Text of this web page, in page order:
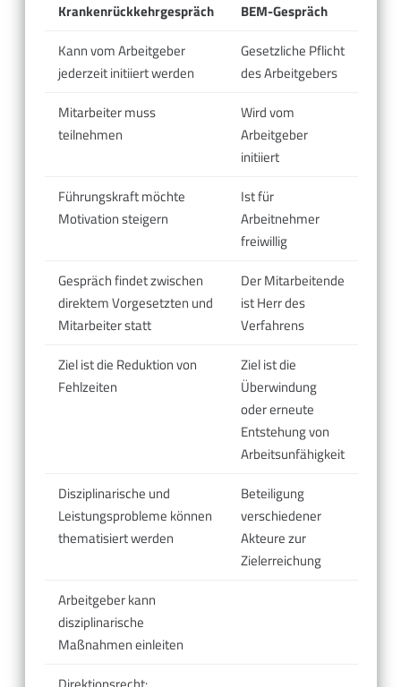
Krankenrückkehrgespräch
BEM-Gespräch
Kann vom Arbeitgeber
jederzeit initiiert werden
Gesetzliche Pflicht
des Arbeitgebers
Mitarbeiter muss
teilnehmen
Wird vom
Arbeitgeber
initiiert
Führungskraft möchte
Motivation steigern
Ist für
Arbeitnehmer
freiwillig
Gespräch findet zwischen
direktem Vorgesetzten und
Mitarbeiter statt
Der Mitarbeitende
ist Herr des
Verfahrens
Ziel ist die Reduktion von
Fehlzeiten
Ziel ist die
Überwindung
oder erneute
Entstehung von
Arbeitsunfähigkeit
Disziplinarische und
Leistungsprobleme können
thematisiert werden
Beteiligung
verschiedener
Akteure zur
Zielerreichung
Arbeitgeber kann
disziplinarische
Maßnahmen einleiten